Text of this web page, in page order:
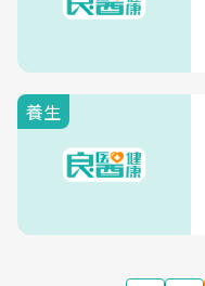
養生